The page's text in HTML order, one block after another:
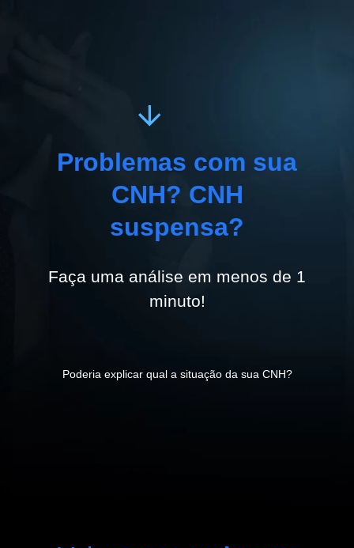
Problemas com sua
CNH? CNH
suspensa?
Faça uma análise em menos de 1
minuto!
Poderia explicar qual a situação da sua CNH?